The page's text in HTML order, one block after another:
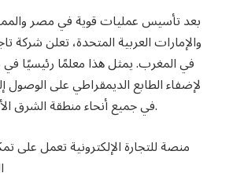
بعد تأسيس عمليات قوية في مصر
والإمارات العربية المتحدة، تعلن شركة
في المغرب. يمثل هذا معلمًا رئيسيًا في
لإضفاء الطابع الديمقراطي على الوصول
في جميع أنحاء منطقة الشرق الأوسط وشمال إفريقيا.
منصة للتجارة الإلكترونية تعمل على